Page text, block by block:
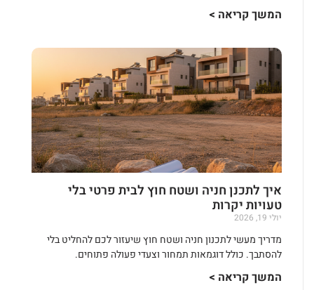
המשך קריאה >
איך לתכנן חניה ושטח חוץ לבית פרטי בלי
טעויות יקרות
יולי 19, 2026
מדריך מעשי לתכנון חניה ושטח חוץ שיעזור לכם להחליט בלי
להסתבך. כולל דוגמאות תמחור וצעדי פעולה פתוחים.
המשך קריאה >